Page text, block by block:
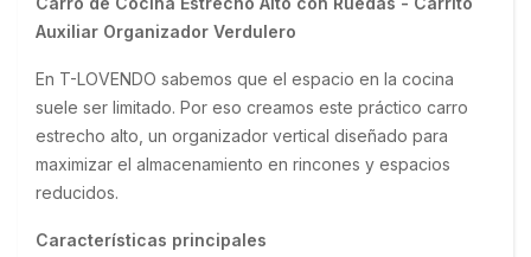
Auxiliar Organizador Verdulero
En T-LOVENDO sabemos que el espacio en la cocina
suele ser limitado. Por eso creamos este práctico carro
estrecho alto, un organizador vertical diseñado para
maximizar el almacenamiento en rincones y espacios
reducidos.
Características principales